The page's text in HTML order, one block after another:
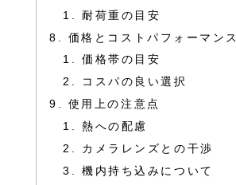
耐荷重の目安
価格とコストパフォーマンス
価格帯の目安
コスパの良い選択
使用上の注意点
熱への配慮
カメラレンズとの干渉
機内持ち込みについて